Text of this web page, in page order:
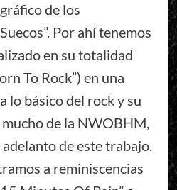
de los
Por ahí tenemos
en su totalidad
To Rock”) en una
lo básico del rock y su
de la NWOBHM,
de este trabajo.
a reminiscencias